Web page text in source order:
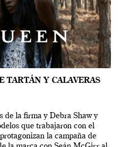
TARTÁN Y CALAVERAS
de la firma y Debra Shaw y
que trabajaron con el
la campaña de